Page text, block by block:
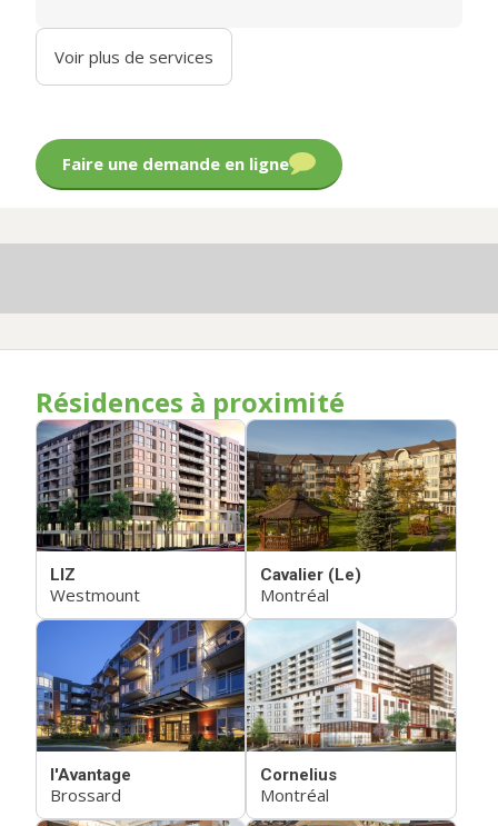
Voir plus de services
Faire une demande en ligne
Résidences à proximité
LIZ
Westmount
Cavalier (Le)
Montréal
l'Avantage
Brossard
Cornelius
Montréal